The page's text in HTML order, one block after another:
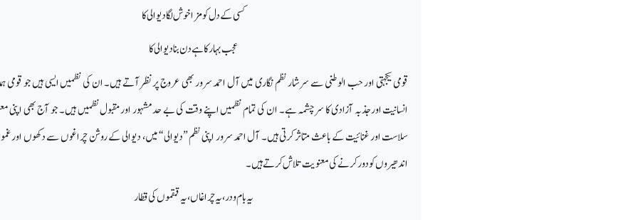
کسی کے دل کو مزا خوش لگا دیوالی کا
عجب بہار کا ہے دن بنا دیوالی کا
قومی یکجہتی اور حب الوطنی سے سرشار نظم نگاری میں آل احمد سرور بھی عروج پرنظرآتے ہیں۔ ان کی نظمیں ایسی ہیں جو قومی
انسانیت اورجذبہ آزادی کا سرچشمہ ہے۔ ان کی تمام نظمیں اپنے وقت کی بے حد مشہور اور مقبول نظمیں ہیں۔ جو آج بھی اپنی
سلاست اور غنائیت کے باعث متاثر کرتی ہیں۔ آل احمد سرور اپنی نظم ”دیوالی“ میں، دیوالی کے روشن چراغوں سے دکھوں
اندھیرو ں کو دور کر نے کی معنویت تلاش کرتے ہیں۔
یہ بام ودر، یہ چراغاں، یہ قمقموں کی قطار